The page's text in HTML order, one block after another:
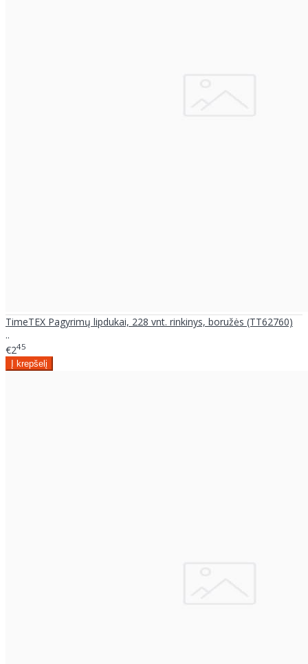
TimeTEX Pagyrimų lipdukai, 228 vnt. rinkinys, boružės (TT62760)
..
€245